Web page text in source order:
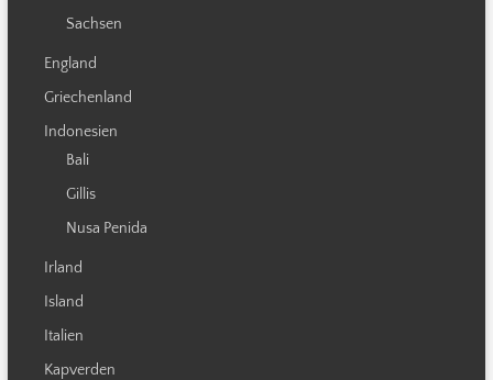
Sachsen
England
Griechenland
Indonesien
Bali
Gillis
Nusa Penida
Irland
Island
Italien
Kapverden